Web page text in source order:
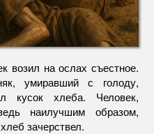
возил на ослах съестное.
умиравший с голоду,
кусок хлеба. Человек,
наилучшим образом,
зачерствел.